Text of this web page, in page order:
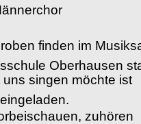
finden im
Oberhausen
singen möchte ist
zuhören